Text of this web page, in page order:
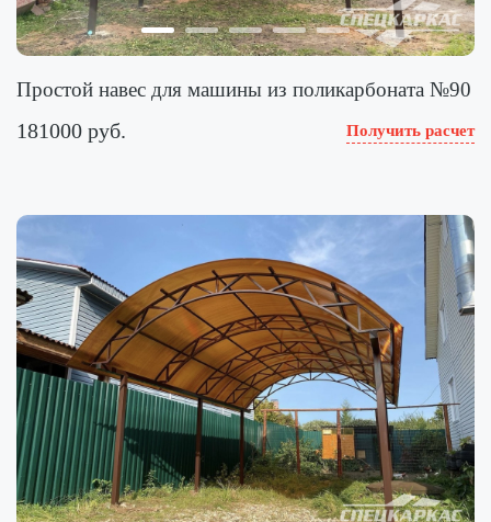
Простой навес для машины из поликарбоната №90
181000 руб. Получить расчет